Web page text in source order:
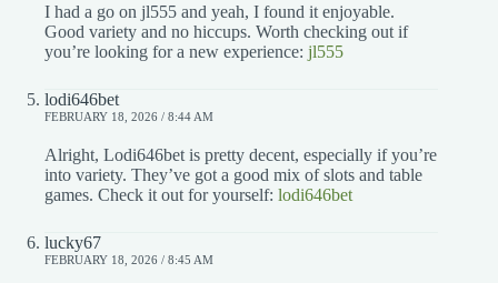
I had a go on jl555 and yeah, I found it enjoyable.
Good variety and no hiccups. Worth checking out if
you’re looking for a new experience: jl555
lodi646bet
FEBRUARY 18, 2026 / 8:44 AM
Alright, Lodi646bet is pretty decent, especially if you’re
into variety. They’ve got a good mix of slots and table
games. Check it out for yourself: lodi646bet
lucky67
FEBRUARY 18, 2026 / 8:45 AM